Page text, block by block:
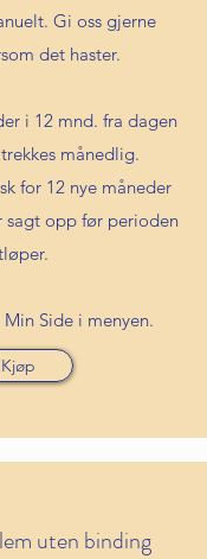
Gi oss gjerne
det haster.
i 12 mnd. fra dagen
månedlig.
for 12 nye måneder
sagt opp før perioden
Side i menyen.
Kjøp
uten binding